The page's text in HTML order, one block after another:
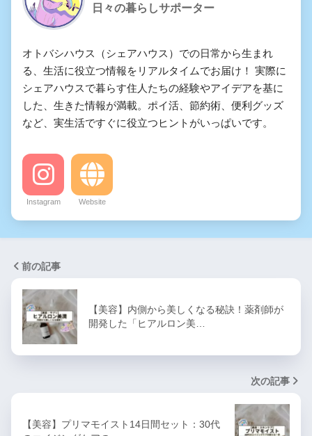
日々の暮らしサポーター
オトバシハウス（シェアハウス）での日常から生まれ
る、生活に役立つ情報をリアルタイムでお届け！ 実際に
シェアハウスで暮らす住人たちの経験やアイデアを基に
した、生きた情報が満載。ポイ活、節約術、便利グッズ
など、実生活ですぐに役立つヒントがいっぱいです。
Instagram Website
前の記事
【美容】内側から美しくなる秘訣！薬剤師が
開発した「ヒアルロン美…
次の記事
【美容】プリマモイスト14日間セット：30代